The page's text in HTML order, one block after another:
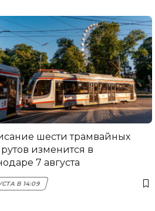
шести трамвайных
изменится в
7 августа
В 14:09